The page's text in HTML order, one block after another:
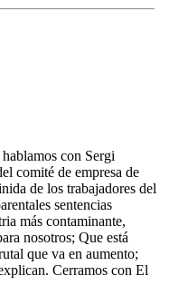
con Sergi
comité de empresa de
de los trabajadores del
sentencias
más contaminante,
nosotros; Que está
que va en aumento;
Cerramos con El